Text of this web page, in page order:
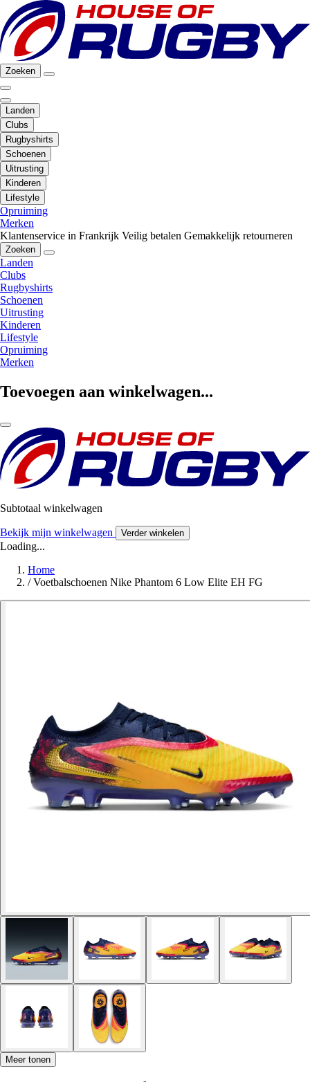
Zoeken
Landen
Clubs
Rugbyshirts
Schoenen
Uitrusting
Kinderen
Lifestyle
Opruiming
Merken
Klantenservice in Frankrijk Veilig betalen Gemakkelijk retourneren
Zoeken
Landen
Clubs
Rugbyshirts
Schoenen
Uitrusting
Kinderen
Lifestyle
Opruiming
Merken
Toevoegen aan winkelwagen...
Subtotaal winkelwagen
Bekijk mijn winkelwagen Verder winkelen
Loading...
Home
/ Voetbalschoenen Nike Phantom 6 Low Elite EH FG
Meer tonen